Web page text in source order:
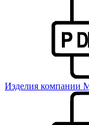
Изделия компании